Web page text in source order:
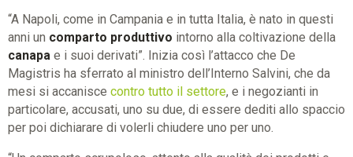
“A Napoli, come in Campania e in tutta Italia, è nato in questi
anni un comparto produttivo intorno alla coltivazione della
canapa e i suoi derivati”. Inizia così l’attacco che De
Magistris ha sferrato al ministro dell’Interno Salvini, che da
mesi si accanisce contro tutto il settore, e i negozianti in
particolare, accusati, uno su due, di essere dediti allo spaccio
per poi dichiarare di volerli chiudere uno per uno.